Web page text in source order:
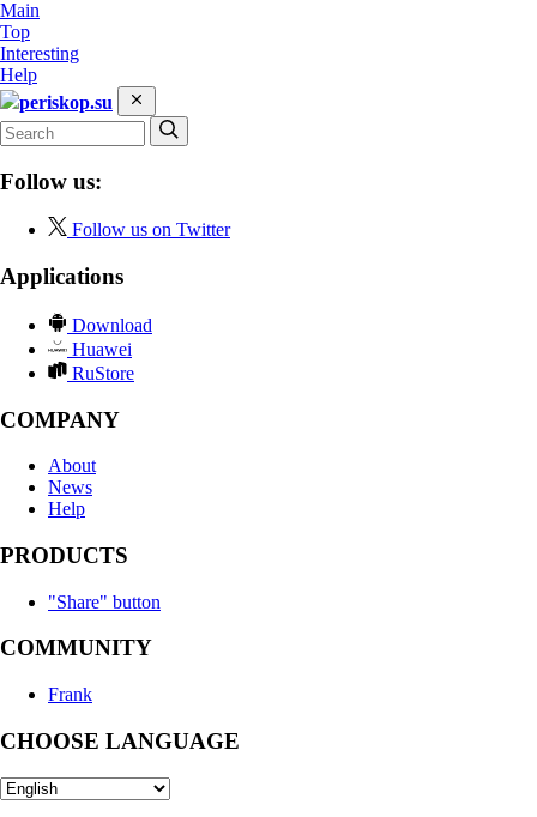
Main
Top
Interesting
Help
periskop.su
Follow us:
Follow us on Twitter
Applications
Download
Huawei
RuStore
COMPANY
About
News
Help
PRODUCTS
"Share" button
COMMUNITY
Frank
CHOOSE LANGUAGE